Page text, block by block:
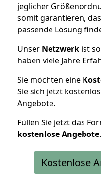
jeglicher
somit garantieren,
passende Lösung
Unser Netzwerk ist
haben viele Jahre
Sie möchten eine
Sie sich jetzt
Angebote.
Füllen Sie jetzt das
kostenloseAngebote.
Kostenlose